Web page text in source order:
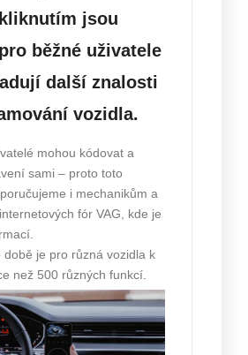
jsou
běžné uživatele
další znalosti
vozidla.
mohou kódovat a
sami – proto toto
i mechanikům a
fór VAG, kde je
době je pro různá vozidla k
než 500 různých funkcí.